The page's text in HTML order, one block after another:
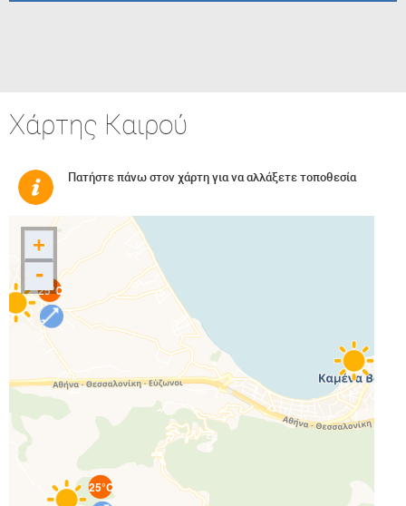
Χάρτης Καιρού
Πατήστε πάνω στον χάρτη για να αλλάξετε τοποθεσία
25°C
25°C
+
-